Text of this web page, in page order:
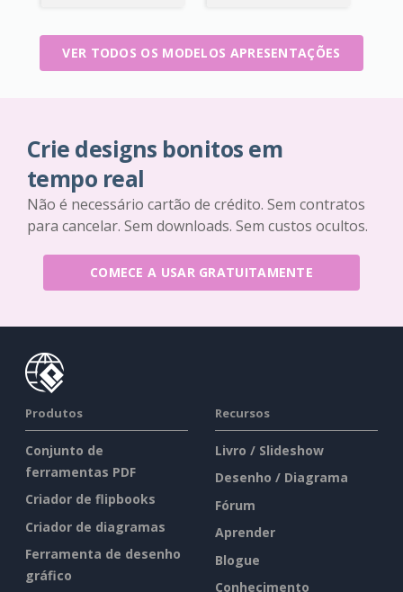
VER TODOS OS MODELOS APRESENTAÇÕES
Crie designs bonitos em
tempo real
Não é necessário cartão de crédito. Sem contratos
para cancelar. Sem downloads. Sem custos ocultos.
COMECE A USAR GRATUITAMENTE
Produtos
Conjunto de
ferramentas PDF
Criador de flipbooks
Criador de diagramas
Ferramenta de desenho
gráfico
Recursos
Livro / Slideshow
Desenho / Diagrama
Fórum
Aprender
Blogue
Conhecimento